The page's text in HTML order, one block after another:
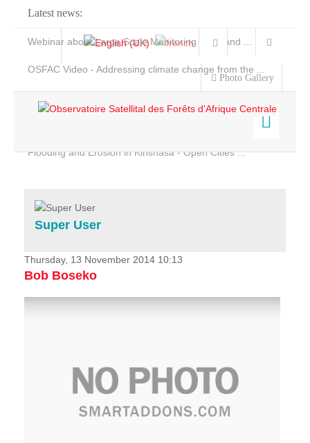
Latest news:
Webinar about Large Scale Monitoring and Land ...
OSFAC Video - Addressing climate change from the ...
Flooding and Erosion in Kinshasa - Open Cities ...
Photo Gallery
Home
Services
Projects
News & Stories
Super User
Thursday, 13 November 2014 10:13
Bob Boseko